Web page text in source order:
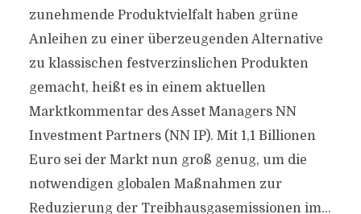
zunehmende Produktvielfalt haben grüne
Anleihen zu einer überzeugenden Alternative
zu klassischen festverzinslichen Produkten
gemacht, heißt es in einem aktuellen
Marktkommentar des Asset Managers NN
Investment Partners (NN IP). Mit 1,1 Billionen
Euro sei der Markt nun groß genug, um die
notwendigen globalen Maßnahmen zur
Reduzierung der Treibhausgasemissionen im...